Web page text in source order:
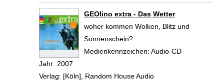
GEOlino extra - Das Wetter
woher kommen Wolken, Blitz und
Sonnenschein?
Suche nach diesem Verfasser
Medienkennzeichen: Audio-CD
Jahr: 2007
Verlag: [Köln], Random House Audio